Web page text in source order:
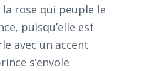
la rose qui peuple le
puisqu’elle est
avec un accent
s’envole